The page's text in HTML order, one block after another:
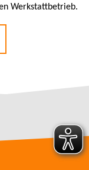
Werkstattbetrieb.